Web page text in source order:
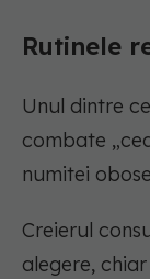
Rutinele
Unul dintre
combate
numitei
Creierul
alegere,